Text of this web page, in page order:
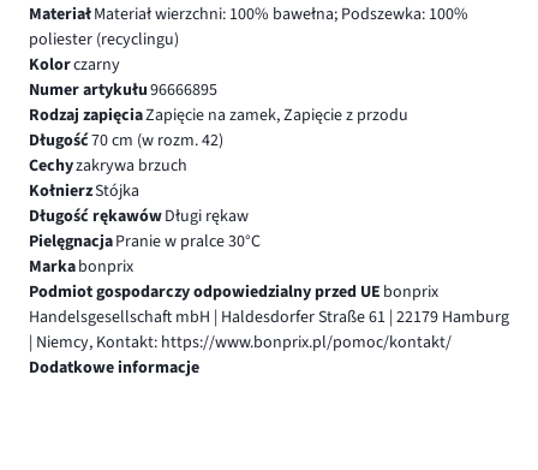
MateriałMateriał wierzchni: 100% bawełna; Podszewka: 100%
poliester (recyclingu)
Kolorczarny
Numer artykułu96666895
Rodzaj zapięciaZapięcie na zamek, Zapięcie z przodu
Długość70 cm (w rozm. 42)
Cechyzakrywa brzuch
KołnierzStójka
Długość rękawówDługi rękaw
PielęgnacjaPranie w pralce 30°C
Markabonprix
Podmiot gospodarczy odpowiedzialny przed UE bonprix
Handelsgesellschaft mbH | Haldesdorfer Straße 61 | 22179 Hamburg
| Niemcy, Kontakt: https://www.bonprix.pl/pomoc/kontakt/
Dodatkowe informacje